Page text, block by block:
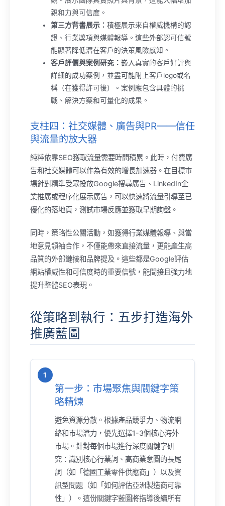
親和力與可信度。
第三方背書展示：積極展示來自權威機構的認
證、行業獎項與媒體報導。這些外部認可信號
能顯著降低潛在客戶的決策風險感知。
客戶評價與案例研究：嵌入真實的客戶好評與
詳細的成功案例，並盡可能附上客戶logo或名
稱（在獲得許可後）。案例應包含具體的挑
戰、解決方案和可量化的成果。
支柱四：社交媒體、廣告與PR——信任
與流量的放大器
純粹依靠SEO獲取流量需要時間積累。此時，付費廣
告和社交媒體可以作為有效的增長加速器。在目標市
場針對精準受眾投放Google搜尋廣告、LinkedIn企
業推廣或程序化展示廣告，可以快速將流量引導至已
優化的落地頁，測試市場反應並獲取早期詢盤。
同時，策略性公關活動，如獲得行業媒體報導、與當
地意見領袖合作，不僅能帶來直接流量，更能產生高
品質的外部鏈接和品牌提及。這些都是Google評估
網站權威性和可信度時的重要信號，能間接且強力地
提升整體SEO表現。
從策略到執行：五步打造海外
推廣藍圖
第一步：市場聚焦與關鍵字策
略精煉
避免資源分散。根據產品競爭力、物流網
絡和市場潛力，優先選擇1-3個核心海外
市場。針對每個市場進行深度關鍵字研
究：識別核心行業詞、高商業意圖的長尾
詞（如「德國工業零件供應商」）以及資
訊型問題（如「如何評估亞洲製造商可靠
性」）。這份關鍵字藍圖將指導後續所有